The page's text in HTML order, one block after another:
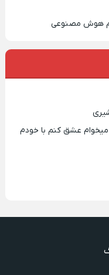
هوش مصنوعی
میخوام عشق کنم با خودم